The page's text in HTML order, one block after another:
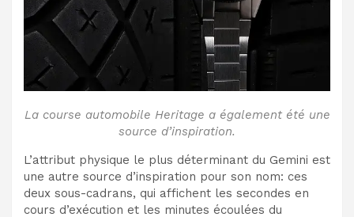
La course automobile Heritage a également été une
source d’inspiration.
L’attribut physique le plus déterminant du Gemini est
une autre source d’inspiration pour son nom: ces
deux sous-cadrans, qui affichent les secondes en
cours d’exécution et les minutes écoulées du